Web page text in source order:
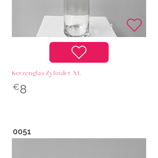
Kerzenglas Zylinder XL
8
€
0051